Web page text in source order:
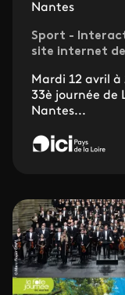
Nantes
Sport -
site internet de
Mardi 12 avril à
33è journée de
Nantes...